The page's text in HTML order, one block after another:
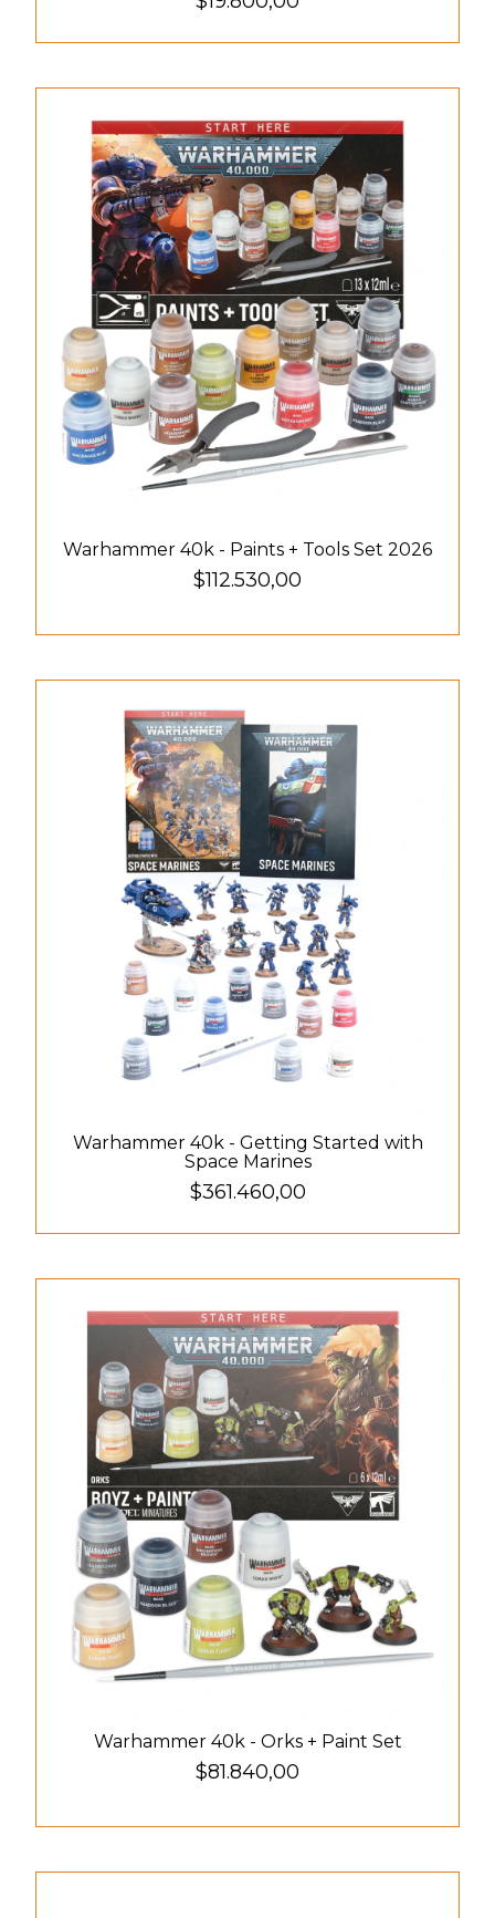
Warhammer 40k - Paints + Tools Set 2026
$112.530,00
Warhammer 40k - Getting Started with
Space Marines
$361.460,00
Warhammer 40k - Orks + Paint Set
$81.840,00